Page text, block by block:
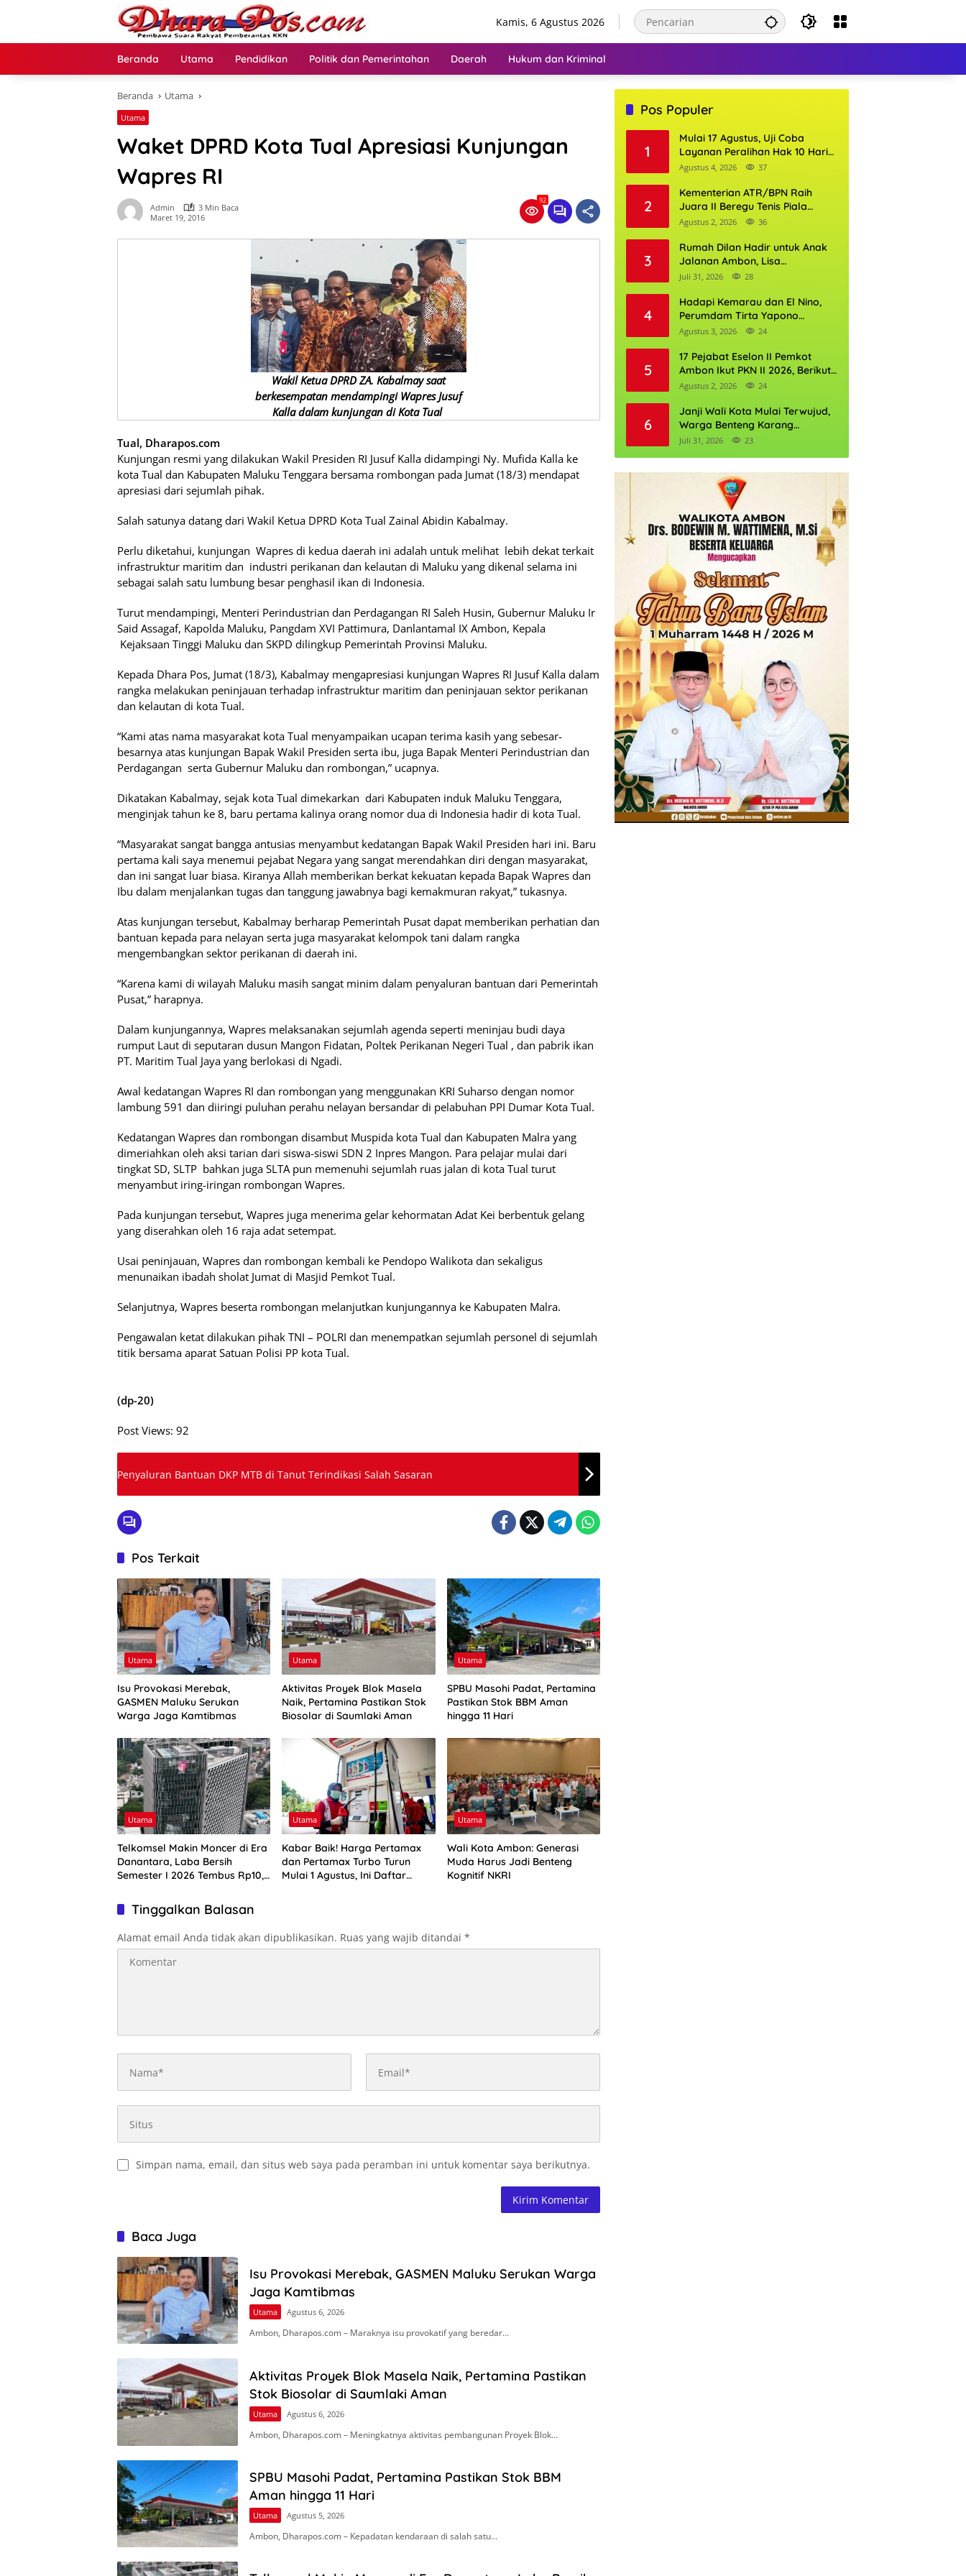
Kamis, 6 Agustus 2026
Beranda Utama Pendidikan Politik dan Pemerintahan Daerah Hukum dan Kriminal
Beranda Utama
Utama
Waket DPRD Kota Tual Apresiasi Kunjungan
Wapres RI
Admin
3 Min Baca
Maret 19, 2016
92
Wakil Ketua DPRD ZA. Kabalmay saat
berkesempatan mendampingi Wapres Jusuf
Kalla dalam kunjungan di Kota Tual
Tual, Dharapos.com
Kunjungan resmi yang dilakukan Wakil Presiden RI Jusuf Kalla didampingi Ny. Mufida Kalla ke
kota Tual dan Kabupaten Maluku Tenggara bersama rombongan pada Jumat (18/3) mendapat
apresiasi dari sejumlah pihak.
Salah satunya datang dari Wakil Ketua DPRD Kota Tual Zainal Abidin Kabalmay.
Perlu diketahui, kunjungan Wapres di kedua daerah ini adalah untuk melihat lebih dekat terkait
infrastruktur maritim dan industri perikanan dan kelautan di Maluku yang dikenal selama ini
sebagai salah satu lumbung besar penghasil ikan di Indonesia.
Turut mendampingi, Menteri Perindustrian dan Perdagangan RI Saleh Husin, Gubernur Maluku Ir
Said Assagaf, Kapolda Maluku, Pangdam XVI Pattimura, Danlantamal IX Ambon, Kepala
Kejaksaan Tinggi Maluku dan SKPD dilingkup Pemerintah Provinsi Maluku.
Kepada Dhara Pos, Jumat (18/3), Kabalmay mengapresiasi kunjungan Wapres RI Jusuf Kalla dalam
rangka melakukan peninjauan terhadap infrastruktur maritim dan peninjauan sektor perikanan
dan kelautan di kota Tual.
“Kami atas nama masyarakat kota Tual menyampaikan ucapan terima kasih yang sebesar-
besarnya atas kunjungan Bapak Wakil Presiden serta ibu, juga Bapak Menteri Perindustrian dan
Perdagangan serta Gubernur Maluku dan rombongan,” ucapnya.
Dikatakan Kabalmay, sejak kota Tual dimekarkan dari Kabupaten induk Maluku Tenggara,
menginjak tahun ke 8, baru pertama kalinya orang nomor dua di Indonesia hadir di kota Tual.
“Masyarakat sangat bangga antusias menyambut kedatangan Bapak Wakil Presiden hari ini. Baru
pertama kali saya menemui pejabat Negara yang sangat merendahkan diri dengan masyarakat,
dan ini sangat luar biasa. Kiranya Allah memberikan berkat kekuatan kepada Bapak Wapres dan
Ibu dalam menjalankan tugas dan tanggung jawabnya bagi kemakmuran rakyat,” tukasnya.
Atas kunjungan tersebut, Kabalmay berharap Pemerintah Pusat dapat memberikan perhatian dan
bantuan kepada para nelayan serta juga masyarakat kelompok tani dalam rangka
mengembangkan sektor perikanan di daerah ini.
“Karena kami di wilayah Maluku masih sangat minim dalam penyaluran bantuan dari Pemerintah
Pusat,” harapnya.
Dalam kunjungannya, Wapres melaksanakan sejumlah agenda seperti meninjau budi daya
rumput Laut di seputaran dusun Mangon Fidatan, Poltek Perikanan Negeri Tual , dan pabrik ikan
PT. Maritim Tual Jaya yang berlokasi di Ngadi.
Awal kedatangan Wapres RI dan rombongan yang menggunakan KRI Suharso dengan nomor
lambung 591 dan diiringi puluhan perahu nelayan bersandar di pelabuhan PPI Dumar Kota Tual.
Kedatangan Wapres dan rombongan disambut Muspida kota Tual dan Kabupaten Malra yang
dimeriahkan oleh aksi tarian dari siswa-siswi SDN 2 Inpres Mangon. Para pelajar mulai dari
tingkat SD, SLTP bahkan juga SLTA pun memenuhi sejumlah ruas jalan di kota Tual turut
menyambut iring-iringan rombongan Wapres.
Pada kunjungan tersebut, Wapres juga menerima gelar kehormatan Adat Kei berbentuk gelang
yang diserahkan oleh 16 raja adat setempat.
Usai peninjauan, Wapres dan rombongan kembali ke Pendopo Walikota dan sekaligus
menunaikan ibadah sholat Jumat di Masjid Pemkot Tual.
Selanjutnya, Wapres beserta rombongan melanjutkan kunjungannya ke Kabupaten Malra.
Pengawalan ketat dilakukan pihak TNI – POLRI dan menempatkan sejumlah personel di sejumlah
titik bersama aparat Satuan Polisi PP kota Tual.
(dp-20)
Post Views: 92
Penyaluran Bantuan DKP MTB di Tanut Terindikasi Salah Sasaran
Pos Terkait
Utama
Isu Provokasi Merebak,
GASMEN Maluku Serukan
Warga Jaga Kamtibmas
Utama
Aktivitas Proyek Blok Masela
Naik, Pertamina Pastikan Stok
Biosolar di Saumlaki Aman
Utama
SPBU Masohi Padat, Pertamina
Pastikan Stok BBM Aman
hingga 11 Hari
Utama
Telkomsel Makin Moncer di Era
Danantara, Laba Bersih
Semester I 2026 Tembus Rp10,4
Utama
Kabar Baik! Harga Pertamax
dan Pertamax Turbo Turun
Mulai 1 Agustus, Ini Daftar
Utama
Wali Kota Ambon: Generasi
Muda Harus Jadi Benteng
Kognitif NKRI
Tinggalkan Balasan
Alamat email Anda tidak akan dipublikasikan. Ruas yang wajib ditandai *
Simpan nama, email, dan situs web saya pada peramban ini untuk komentar saya berikutnya.
Baca Juga
Isu Provokasi Merebak, GASMEN Maluku Serukan Warga
Jaga Kamtibmas
Utama Agustus 6, 2026
Ambon, Dharapos.com – Maraknya isu provokatif yang beredar…
Aktivitas Proyek Blok Masela Naik, Pertamina Pastikan
Stok Biosolar di Saumlaki Aman
Utama Agustus 6, 2026
Ambon, Dharapos.com – Meningkatnya aktivitas pembangunan Proyek Blok…
SPBU Masohi Padat, Pertamina Pastikan Stok BBM
Aman hingga 11 Hari
Utama Agustus 5, 2026
Ambon, Dharapos.com – Kepadatan kendaraan di salah satu…
Pos Populer
1
Mulai 17 Agustus, Uji Coba
Layanan Peralihan Hak 10 Hari
di 15 Kantor Pertanahan
Agustus 4, 2026 37
2
Kementerian ATR/BPN Raih
Juara II Beregu Tenis Piala
Gubernur DKI Jakarta 2026
Agustus 2, 2026 36
3
Rumah Dilan Hadir untuk Anak
Jalanan Ambon, Lisa
Wattimena: Tak Ada Anak yang
Depannya
Juli 31, 2026 28
4
Hadapi Kemarau dan El Nino,
Perumdam Tirta Yapono
Perkuat Cadangan Air Ambon
Agustus 3, 2026 24
5
17 Pejabat Eselon II Pemkot
Ambon Ikut PKN II 2026, Berikut
Daftarnya
Agustus 2, 2026 24
6
Janji Wali Kota Mulai Terwujud,
Warga Benteng Karang
Ditargetkan Nikmati Air Bersih
Juli 31, 2026 23